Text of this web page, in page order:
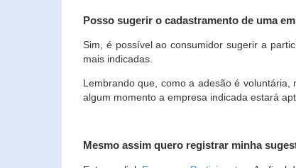
Posso sugerir o cadastramento de uma
Sim, é possível ao consumidor sugerir a
mais indicadas.
Lembrando que, como a adesão é
algum momento a empresa indicada estará
Mesmo assim quero registrar minha